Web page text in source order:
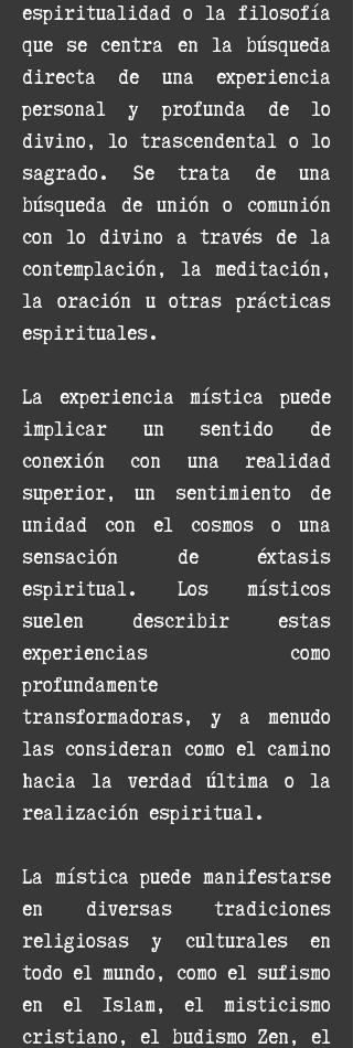
espiritualidad o la filosofía
que se centra en la búsqueda
directa de una experiencia
personal y profunda de lo
divino, lo trascendental o lo
sagrado. Se trata de una
búsqueda de unión o comunión
con lo divino a través de la
contemplación, la meditación,
la oración u otras prácticas
espirituales.
La experiencia mística puede
implicar un sentido de
conexión con una realidad
superior, un sentimiento de
unidad con el cosmos o una
sensación de éxtasis
espiritual. Los místicos
suelen describir estas
experiencias como
profundamente
transformadoras, y a menudo
las consideran como el camino
hacia la verdad última o la
realización espiritual.
La mística puede manifestarse
en diversas tradiciones
religiosas y culturales en
todo el mundo, como el sufismo
en el Islam, el misticismo
cristiano, el budismo Zen, el